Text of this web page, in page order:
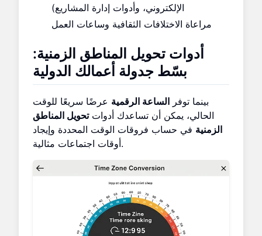
الإلكتروني، وأدوات إدارة المشاريع)
مراعاة الاختلافات الثقافية وساعات العمل
أدوات تحويل المناطق الزمنية:
بسّط جدولة أعمالك الدولية
بينما توفر الساعة الرقمية عرضًا سريعًا للوقت
الحالي، يمكن أن تساعدك أدواتتحويل المناطق
الزمنية في حساب فروقات الوقت المحددة وإيجاد
أوقات اجتماعات مثالية.